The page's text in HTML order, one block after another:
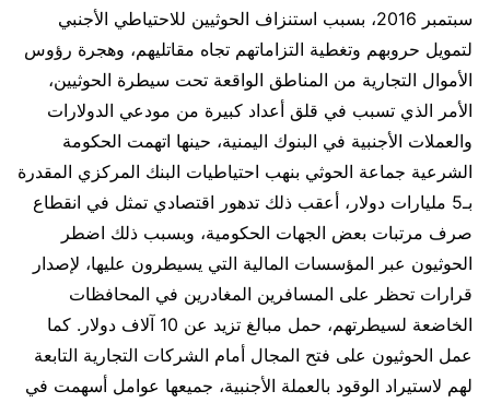
سبتمبر 2016، بسبب استنزاف الحوثيين للاحتياطي الأجنبي
لتمويل حروبهم وتغطية التزاماتهم تجاه مقاتليهم، وهجرة رؤوس
الأموال التجارية من المناطق الواقعة تحت سيطرة الحوثيين،
الأمر الذي تسبب في قلق أعداد كبيرة من مودعي الدولارات
والعملات الأجنبية في البنوك اليمنية، حينها اتهمت الحكومة
الشرعية جماعة الحوثي بنهب احتياطيات البنك المركزي المقدرة
بـ5 مليارات دولار، أعقب ذلك تدهور اقتصادي تمثل في انقطاع
صرف مرتبات بعض الجهات الحكومية، وبسبب ذلك اضطر
الحوثيون عبر المؤسسات المالية التي يسيطرون عليها، لإصدار
قرارات تحظر على المسافرين المغادرين في المحافظات
الخاضعة لسيطرتهم، حمل مبالغ تزيد عن 10 آلاف دولار. كما
عمل الحوثيون على فتح المجال أمام الشركات التجارية التابعة
لهم لاستيراد الوقود بالعملة الأجنبية، جميعها عوامل أسهمت في